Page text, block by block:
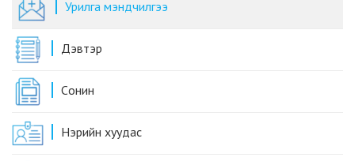
Урилга мэндчилгээ
Дэвтэр
Cонин
Нэрийн хуудас